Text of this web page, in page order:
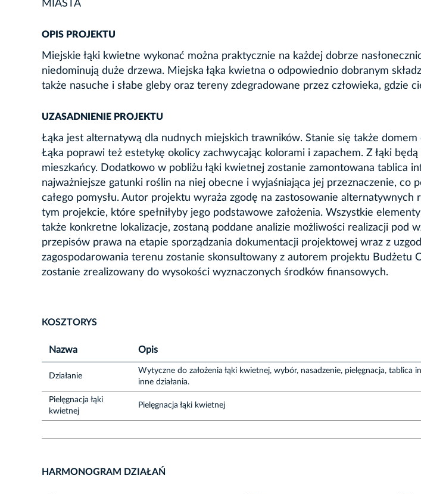
MIASTA
OPIS PROJEKTU
Miejskie łąki kwietne wykonać można praktycznie na każdej dobrze
niedominują duże drzewa. Miejska łąka kwietna o odpowiednio dobranym
także nasuche i słabe gleby oraz tereny zdegradowane przez człowieka, gdzie
UZASADNIENIE PROJEKTU
Łąka jest alternatywą dla nudnych miejskich trawników. Stanie się także
Łąka poprawi też estetykę okolicy zachwycając kolorami i zapachem. Z łąki
mieszkańcy. Dodatkowo w pobliżu łąki kwietnej zostanie zamontowana tablica
najważniejsze gatunki roślin na niej obecne i wyjaśniająca jej przeznaczenie, co
całego pomysłu. Autor projektu wyraża zgodę na zastosowanie alternatywnych
tym projekcie, które spełniłyby jego podstawowe założenia. Wszystkie
także konkretne lokalizacje, zostaną poddane analizie możliwości realizacji pod
przepisów prawa na etapie sporządzania dokumentacji projektowej wraz z
zagospodarowania terenu zostanie skonsultowany z autorem projektu Budżetu
zostanie zrealizowany do wysokości wyznaczonych środków finansowych.
KOSZTORYS
Nazwa Opis
Działanie
Wytyczne do założenia łąki kwietnej, wybór, nasadzenie, pielęgnacja, tablica
inne działania.
Pielęgnacja łąki
kwietnej
Pielęgnacja łąki kwietnej
HARMONOGRAM DZIAŁAŃ